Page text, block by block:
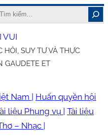
VUI
HỎI, SUY TƯ VÀ THỰC
GAUDETE ET
Nam | Huấn quyền hội
liệu Phụng vụ | Tài liệu
– Nhạc |